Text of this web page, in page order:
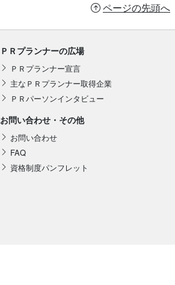
ページの先頭へ
ＰＲプランナーの広場
ＰＲプランナー宣言
主なＰＲプランナー取得企業
ＰＲパーソンインタビュー
お問い合わせ・その他
お問い合わせ
FAQ
資格制度パンフレット